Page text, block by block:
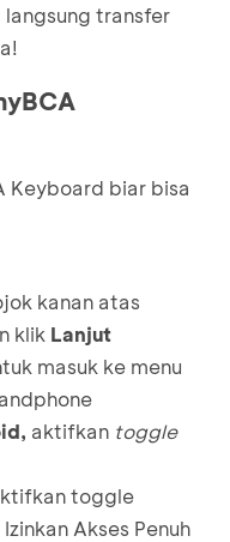
transfer
Keyboard biar bisa
kanan atas
klik Lanjut
masuk ke menu
aktifkan toggle
toggle
Akses Penuh